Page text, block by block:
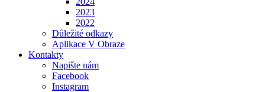
2023
2022
Důležité odkazy
Aplikace V Obraze
Kontakty
Napište nám
Facebook
Instagram